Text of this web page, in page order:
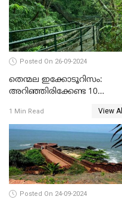
Posted On 26-09-2024
തെന്മല ഇക്കോടൂറിസം:
അറിഞ്ഞിരിക്കേണ്ട 10
1 Min Read View All
Posted On 24-09-2024